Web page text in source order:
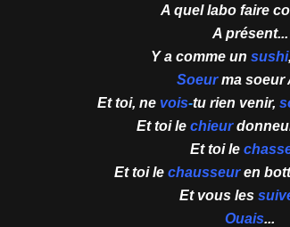
A quel labo faire
A présent...
Y a comme un sushi
Soeurma soeur
Et toi, ne vois-tu rien venir,
Et toi le chieur
Et toi le
Et toi lechausseuren
Et vous les
Ouais...